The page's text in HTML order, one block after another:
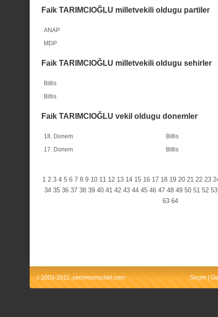
Faik TARIMCIOĞLU milletvekili oldugu partiler
ANAP
MDP
Faik TARIMCIOĞLU milletvekili oldugu sehirler
Bitlis
Bitlis
Faik TARIMCIOĞLU vekil oldugu donemler
18. Donem
Bitlis
17. Donem
Bitlis
1 2 3 4 5 6 7 8 9 10 11 12 13 14 15 16 17 18 19 20 21 22 23
34 35 36 37 38 39 40 41 42 43 44 45 46 47 48 49 50 51 52 53
63 64
c 2003-2011. secimsonuclari.com Seçim